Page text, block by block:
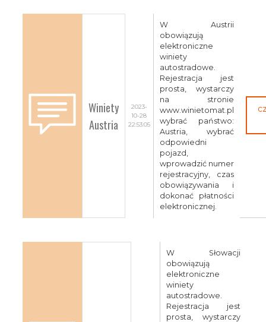
Winiety
Austria
2023-
10-28
22:53:05
W Austrii
obowiązują
elektroniczne
winiety
autostradowe.
Rejestracja jest
prosta, wystarczy
na stronie
www.winietomat.pl
wybrać państwo:
Austria, wybrać
odpowiedni
pojazd,
wprowadzić numer
rejestracyjny, czas
obowiązywania i
dokonać płatności
elektronicznej.
W Słowacji
obowiązują
elektroniczne
winiety
autostradowe.
Rejestracja jest
prosta, wystarczy